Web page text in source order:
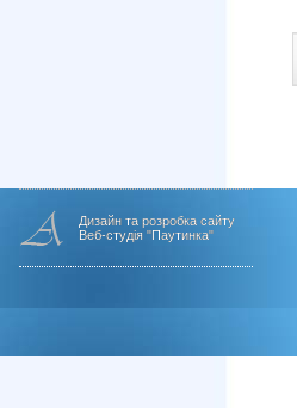
Дизайн та розробка сайту
Веб-студія "Паутинка"